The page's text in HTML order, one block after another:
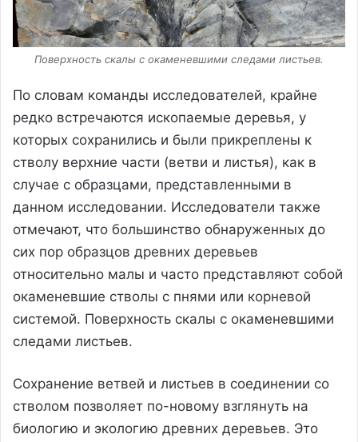
Поверхность скалы с окаменевшими следами листьев.
По словам команды исследователей, крайне
редко встречаются ископаемые деревья, у
которых сохранились и были прикреплены к
стволу верхние части (ветви и листья), как в
случае с образцами, представленными в
данном исследовании. Исследователи также
отмечают, что большинство обнаруженных до
сих пор образцов древних деревьев
относительно малы и часто представляют собой
окаменевшие стволы с пнями или корневой
системой. Поверхность скалы с окаменевшими
следами листьев.
Сохранение ветвей и листьев в соединении со
стволом позволяет по-новому взглянуть на
биологию и экологию древних деревьев. Это